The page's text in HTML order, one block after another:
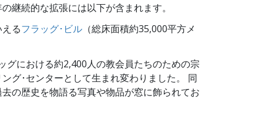
継続的な拡張には以下が含まれます。
るフラッグ･ビル （総床面積約35,000平方メ
グにおける約2,400人の教会員たちのための宗
グ･センターとして生まれ変わりました。 同
の歴史を物語る写真や物品が窓に飾られてお